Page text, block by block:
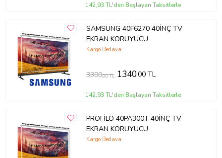
142,93 TL'den Başlayan Taksitlerle
SAMSUNG 40F6270 40İNÇ TV
EKRAN KORUYUCU
Kargo Bedava
3300,00 TL 1340,00 TL
142,93 TL'den Başlayan Taksitlerle
PROFİLO 40PA300T 40İNÇ TV
EKRAN KORUYUCU
Kargo Bedava